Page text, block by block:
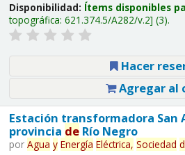
Disponibilidad: Ítems disponibles
topográfica: 621.374.5/A282/v.2 (3).
Hacer
Agregar al
Estación transformadora San
provincia deRío Negro
por Agua y Energía Eléctrica, Sociedad